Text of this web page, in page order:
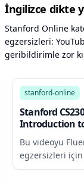
İngilizce dikte
Stanford Online
egzersizleri:
geribildirimle zor
stanford-online
Stanford
Introduction
Bu videoyu
egzersizleri